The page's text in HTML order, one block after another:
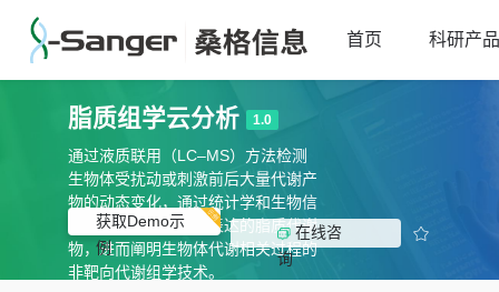
首页 科研产品
脂质组学云分析 1.0
通过液质联用（LC–MS）方法检测
生物体受扰动或刺激前后大量代谢产
物的动态变化，通过统计学和生物信
息学分析，挖掘差异表达的脂质代谢
物，进而阐明生物体代谢相关过程的
非靶向代谢组学技术。
获取Demo示
例
在线咨
询
